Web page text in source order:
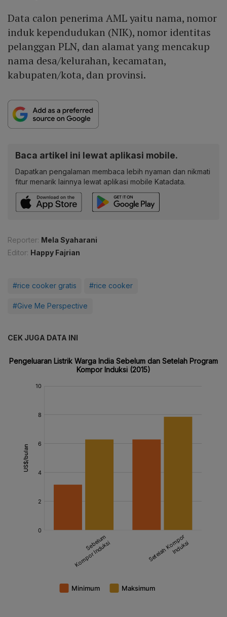
Data calon penerima AML yaitu nama, nomor
induk kependudukan (NIK), nomor identitas
pelanggan PLN, dan alamat yang mencakup
nama desa/kelurahan, kecamatan,
kabupaten/kota, dan provinsi.
Baca artikel ini lewat aplikasi mobile.
Dapatkan pengalaman membaca lebih nyaman dan nikmati
fitur menarik lainnya lewat aplikasi mobile Katadata.
Reporter: Mela Syaharani
Editor: Happy Fajrian
#rice cooker gratis #rice cooker
#Give Me Perspective
CEK JUGA DATA INI